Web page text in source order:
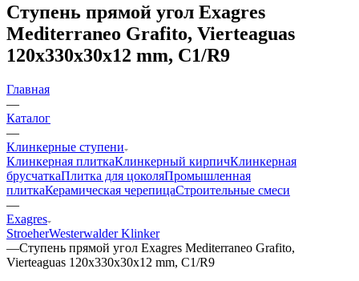
Ступень прямой угол Exagres
Mediterraneo Grafito, Vierteaguas
120x330x30x12 mm, C1/R9
Главная
—
Каталог
—
Клинкерные ступени
Клинкерная плиткаКлинкерный кирпичКлинкерная
брусчаткаПлитка для цоколяПромышленная
плиткаКерамическая черепицаСтроительные смеси
—
Exagres
StroeherWesterwalder Klinker
—Ступень прямой угол Exagres Mediterraneo Grafito,
Vierteaguas 120x330x30x12 mm, C1/R9